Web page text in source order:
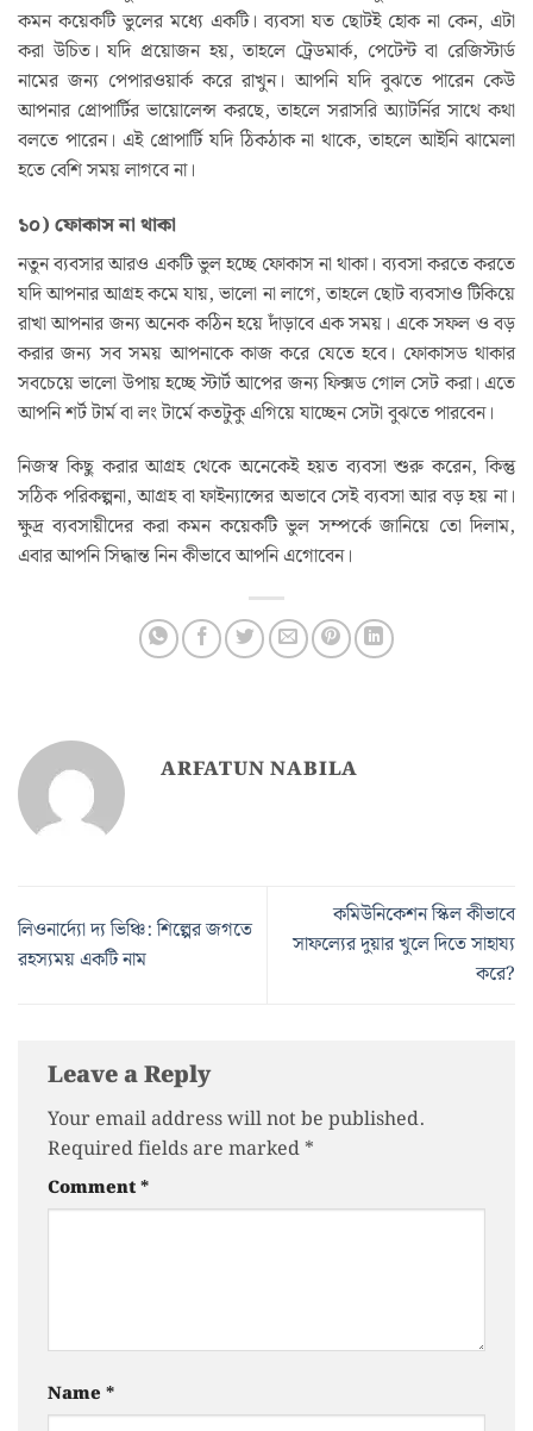
কমন কয়েকটি ভুলের মধ্যে একটি। ব্যবসা যত ছোটই হোক না কেন, এটা
করা উচিত। যদি প্রয়োজন হয়, তাহলে ট্রেডমার্ক, পেটেন্ট বা রেজিস্টার্ড
নামের জন্য পেপারওয়ার্ক করে রাখুন। আপনি যদি বুঝতে পারেন কেউ
আপনার প্রোপার্টির ভায়োলেন্স করছে, তাহলে সরাসরি অ্যাটর্নির সাথে কথা
বলতে পারেন। এই প্রোপার্টি যদি ঠিকঠাক না থাকে, তাহলে আইনি ঝামেলা
হতে বেশি সময় লাগবে না।
১০) ফোকাস না থাকা
নতুন ব্যবসার আরও একটি ভুল হচ্ছে ফোকাস না থাকা। ব্যবসা করতে করতে
যদি আপনার আগ্রহ কমে যায়, ভালো না লাগে, তাহলে ছোট ব্যবসাও টিকিয়ে
রাখা আপনার জন্য অনেক কঠিন হয়ে দাঁড়াবে এক সময়। একে সফল ও বড়
করার জন্য সব সময় আপনাকে কাজ করে যেতে হবে। ফোকাসড থাকার
সবচেয়ে ভালো উপায় হচ্ছে স্টার্ট আপের জন্য ফিক্সড গোল সেট করা। এতে
আপনি শর্ট টার্ম বা লং টার্মে কতটুকু এগিয়ে যাচ্ছেন সেটা বুঝতে পারবেন।
নিজস্ব কিছু করার আগ্রহ থেকে অনেকেই হয়ত ব্যবসা শুরু করেন, কিন্তু
সঠিক পরিকল্পনা, আগ্রহ বা ফাইন্যান্সের অভাবে সেই ব্যবসা আর বড় হয় না।
ক্ষুদ্র ব্যবসায়ীদের করা কমন কয়েকটি ভুল সম্পর্কে জানিয়ে তো দিলাম,
এবার আপনি সিদ্ধান্ত নিন কীভাবে আপনি এগোবেন।
ARFATUN NABILA
লিওনার্দ্যো দ্য ভিঞ্চি: শিল্পের জগতে
রহস্যময় একটি নাম
কমিউনিকেশন স্কিল কীভাবে
সাফল্যের দুয়ার খুলে দিতে সাহায্য
করে?
Leave a Reply
Your email address will not be published.
Required fields are marked *
Comment*
Name *